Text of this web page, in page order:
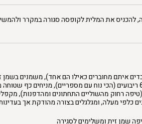
להכניס את המלית לקופסה סגורה במקרר
(עובדים איתם מחוברים כאילו הם אחד), משמנים
(מברישים או מתיזים), חותכים ל-6 ריבועים (הכי נוח עם מספריים), מניחים
רחוק מהשוליים התחתונים ומהדפנות),
כלפי מעלה, ומגלגלים בצורה מהודקת אך
שמן זית ומשלימים לסגירה